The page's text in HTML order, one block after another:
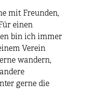
mit Freunden,
einen
bin ich immer
Verein
wandern,
gerne die